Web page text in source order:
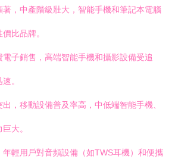
著，中產階級壯大，智能手機和筆記本電腦
比品牌。
電子銷售，高端智能手機和攝影設備受追
。
出，移動設備普及率高，中低端智能手機、
大。
年輕用戶對音頻設備（如TWS耳機）和便攜